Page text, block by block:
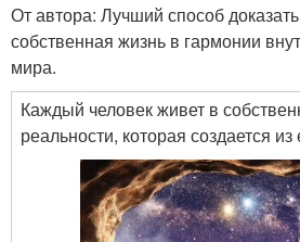
От автора: Лучший способ
собственная жизнь в гармонии
мира.
Каждый человек живет в
реальности, которая создается